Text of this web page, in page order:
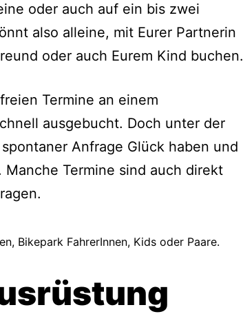
oder auch auf ein bis zwei
also alleine, mit Eurer Partnerin
oder auch Eurem Kind buchen.
Termine an einem
ausgebucht. Doch unter der
Anfrage Glück haben und
Termine sind auch direkt
Bikepark FahrerInnen, Kids oder Paare.